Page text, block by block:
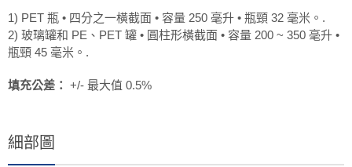
1) PET 瓶 • 四分之一橫截面 • 容量 250 毫升 • 瓶頸 32 毫米。.
2) 玻璃罐和 PE、PET 罐 • 圓柱形橫截面 • 容量 200 ~ 350 毫升 •
瓶頸 45 毫米。.
填充公差： +/- 最大值 0.5%
細部圖